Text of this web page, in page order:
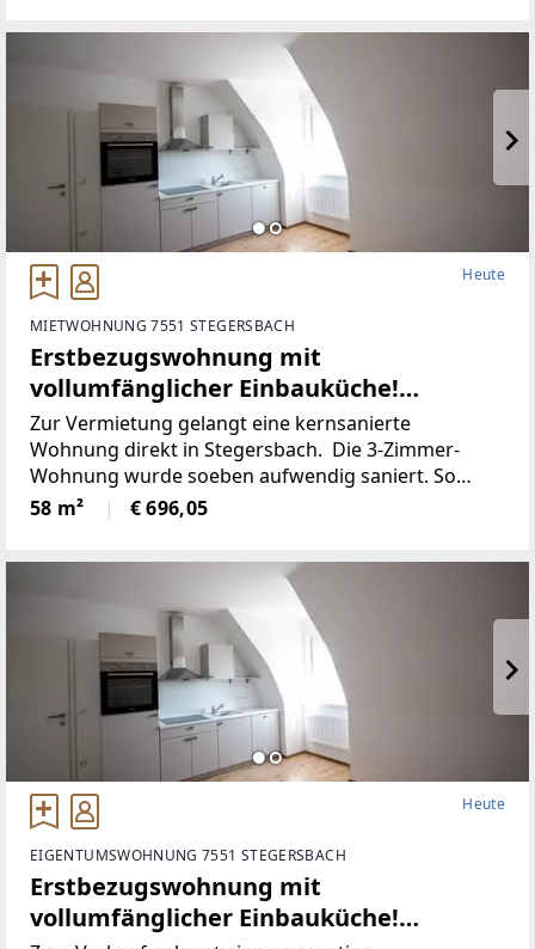
Heute
MIETWOHNUNG 7551 STEGERSBACH
Erstbezugswohnung mit
vollumfänglicher Einbauküche!
(Provisionsfrei)
Zur Vermietung gelangt eine kernsanierte
Wohnung direkt in Stegersbach. Die 3-Zimmer-
Wohnung wurde soeben aufwendig saniert. So
wurde unter anderem dieElektronik gänzlich
erneuert und für einen niedrigen
58 m² € 696,05
Heute
EIGENTUMSWOHNUNG 7551 STEGERSBACH
Erstbezugswohnung mit
vollumfänglicher Einbauküche!